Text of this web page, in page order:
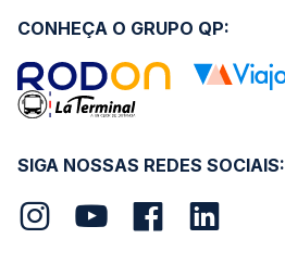
SIGA NOSSAS REDES SOCIAIS:
CONHEÇA O GRUPO QP: